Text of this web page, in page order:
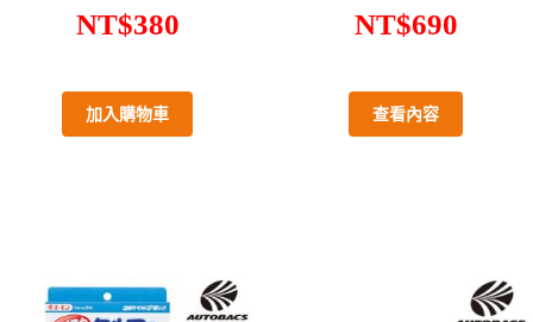
NT$380
加入購物車
NT$690
查看內容